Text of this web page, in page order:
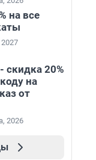
на все
скидка 20%
на
от
2026